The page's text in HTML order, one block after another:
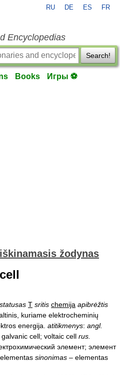
RU DE ES FR
Encyclopedias
Search!
Books Игры ⚽
žodynas
statusas T sritis chemija apibrėžtis
kuriame elektrocheminių
energija. atitikmenys: angl.
cell; voltaic cell rus.
элемент; элемент
sinonimas – elementas